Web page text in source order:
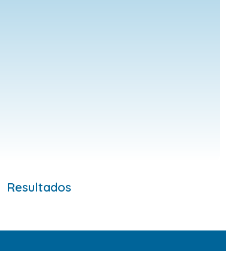
Resultados